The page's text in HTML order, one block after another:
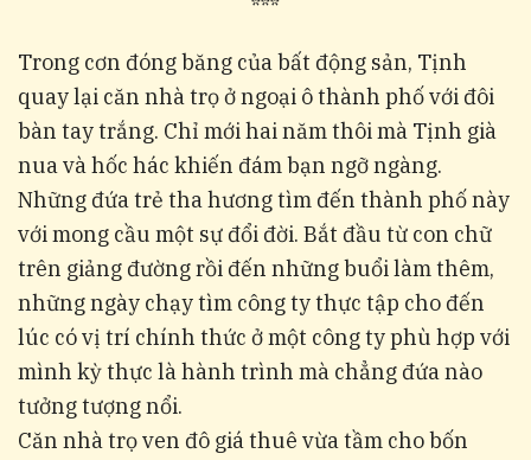
***
Trong cơn đóng băng của bất động sản, Tịnh
quay lại căn nhà trọ ở ngoại ô thành phố với đôi
bàn tay trắng. Chỉ mới hai năm thôi mà Tịnh già
nua và hốc hác khiến đám bạn ngỡ ngàng.
Những đứa trẻ tha hương tìm đến thành phố này
với mong cầu một sự đổi đời. Bắt đầu từ con chữ
trên giảng đường rồi đến những buổi làm thêm,
những ngày chạy tìm công ty thực tập cho đến
lúc có vị trí chính thức ở một công ty phù hợp với
mình kỳ thực là hành trình mà chẳng đứa nào
tưởng tượng nổi.
Căn nhà trọ ven đô giá thuê vừa tầm cho bốn